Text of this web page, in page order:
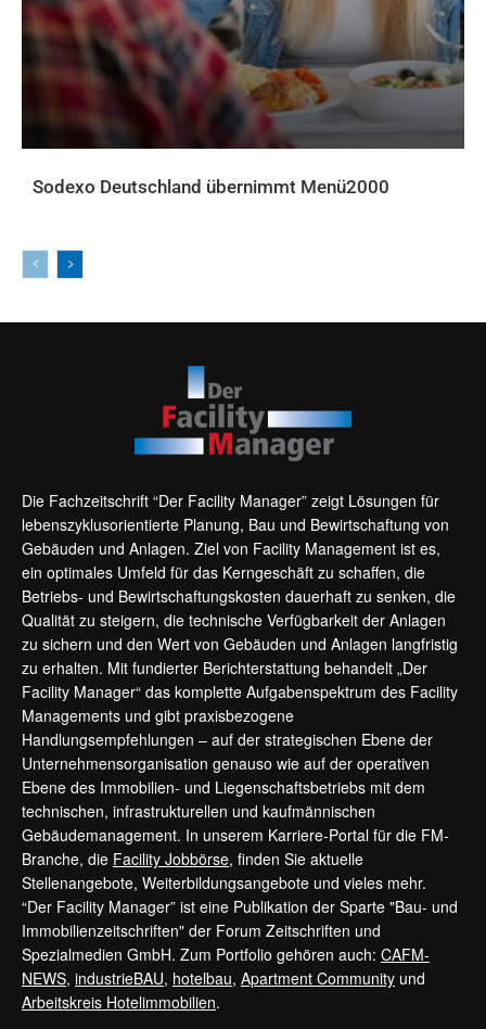
Sodexo Deutschland übernimmt Menü2000
Die Fachzeitschrift “Der Facility Manager” zeigt Lösungen für
lebenszyklusorientierte Planung, Bau und Bewirtschaftung von
Gebäuden und Anlagen. Ziel von Facility Management ist es,
ein optimales Umfeld für das Kerngeschäft zu schaffen, die
Betriebs- und Bewirtschaftungskosten dauerhaft zu senken, die
Qualität zu steigern, die technische Verfügbarkeit der Anlagen
zu sichern und den Wert von Gebäuden und Anlagen langfristig
zu erhalten. Mit fundierter Berichterstattung behandelt „Der
Facility Manager“ das komplette Aufgabenspektrum des Facility
Managements und gibt praxisbezogene
Handlungsempfehlungen – auf der strategischen Ebene der
Unternehmensorganisation genauso wie auf der operativen
Ebene des Immobilien- und Liegenschaftsbetriebs mit dem
technischen, infrastrukturellen und kaufmännischen
Gebäudemanagement. In unserem Karriere-Portal für die FM-
Branche, die Facility Jobbörse, finden Sie aktuelle
Stellenangebote, Weiterbildungsangebote und vieles mehr.
“Der Facility Manager” ist eine Publikation der Sparte "Bau- und
Immobilienzeitschriften" der Forum Zeitschriften und
Spezialmedien GmbH. Zum Portfolio gehören auch: CAFM-
NEWS, industrieBAU, hotelbau, Apartment Community und
Arbeitskreis Hotelimmobilien.